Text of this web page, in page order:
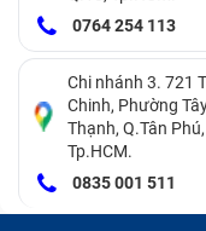
phần:
Màn hình LCD
Cảm ứng
Film
Lớp kính ngoài
Khi 1 trong 4 lớp
khả năng điện
0764 254 113
Chi nhánh 3. 721
Chinh, Phường
Thạnh, Q.Tân Phú,
Tp.HCM.
0835 001 511